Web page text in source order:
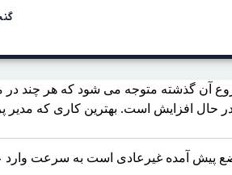
ای که ۳ ماه از شروع آن گذشته متوجه می شود
حال افزایش است. بهترین کاری که مدیر
پیش آمده غیرعادی است به سرعت وارد